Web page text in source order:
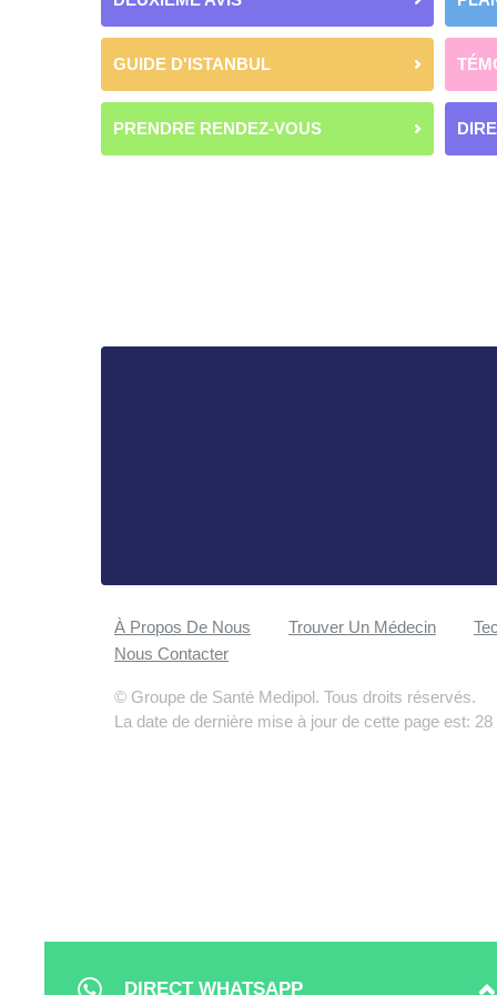
GUIDE D'ISTANBUL
PRENDRE RENDEZ-VOUS
À Propos De Nous Trouver Un Médecin
Nous Contacter
© Groupe de Santé Medipol. Tous droits réservés.
La date de dernière mise à jour de cette page est:
DIRECT WHATSAPP